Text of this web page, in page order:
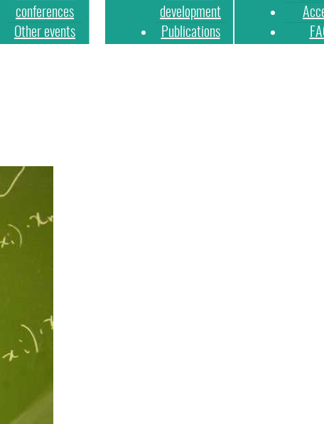
conferences
Other events
development
Publications